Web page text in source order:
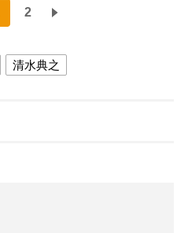
2
清水典之